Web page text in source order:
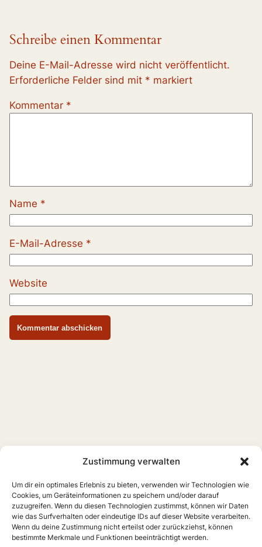
Zustimmung verwalten
Um dir ein optimales Erlebnis zu bieten, verwenden wir Technologien wie
Cookies, um Geräteinformationen zu speichern und/oder darauf
zuzugreifen. Wenn du diesen Technologien zustimmst, können wir Daten
wie das Surfverhalten oder eindeutige IDs auf dieser Website verarbeiten.
Wenn du deine Zustimmung nicht erteilst oder zurückziehst, können
bestimmte Merkmale und Funktionen beeinträchtigt werden.
Schreibe einen Kommentar
Deine E-Mail-Adresse wird nicht veröffentlicht.
Erforderliche Felder sind mit * markiert
Kommentar *
Name *
E-Mail-Adresse *
Website